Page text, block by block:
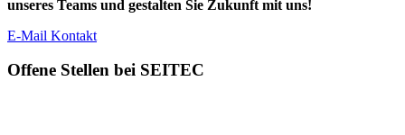
unseres Teams und gestalten Sie Zukunft mit uns!
E-Mail Kontakt
Offene Stellen bei SEITEC